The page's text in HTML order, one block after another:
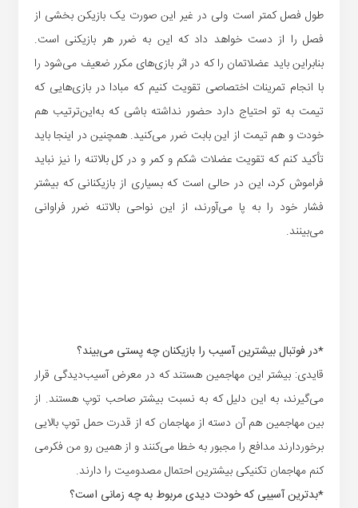
طول فصل کمتر است ولی در غیر این صورت یک بازیکن بخشی از
فصل را از دست خواهد داد که این به ضرر هر بازیکنی است.
بنابراین باید عضلاتمان را که در اثر بازی‌های مکرر ضعیف می‌شود را
با انجام تمرینات اختصاصی تقویت کنیم که مبادا در بازی‌هایی که
تیمت به تو احتیاج دارد حضور نداشته باشی که به‌این‌ترتیب هم
خودت و هم تیمت از این بابت ضرر می‌کنید. همچنین در اینجا باید
تأکید کنم که تقویت عضلات شکم و کمر و در کل بالاتنه را نیز نباید
فراموش کرد، این در حالی است که بسیاری از بازیکنانی که بیشتر
فشار خود را به پا می‌آورند، از این نواحی بالاتنه ضرر فراوانی
می‌بینند.
*در فوتبال بیشترین آسیب را بازیکنان چه پستی می‌بیند؟
قایدی: بیشتر این مهاجمین هستند که در معرض آسیب‌دیدگی قرار
می‌گیرند، به این دلیل که به نسبت بیشتر صاحب توپ هستند. از
بین مهاجمین هم آن دسته از مهاجمان که از قدرت حمل توپ بالایی
برخوردارند مدافع را مجبور به خطا می‌کنند و از همین رو من فکرمی
کنم مهاجمان تکنیکی بیشترین احتمال مصدومیت را دارند.
*بدترین آسیبی که خودت دیدی مربوط به چه زمانی است؟